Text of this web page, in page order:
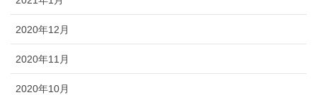
2020年12月
2020年11月
2020年10月